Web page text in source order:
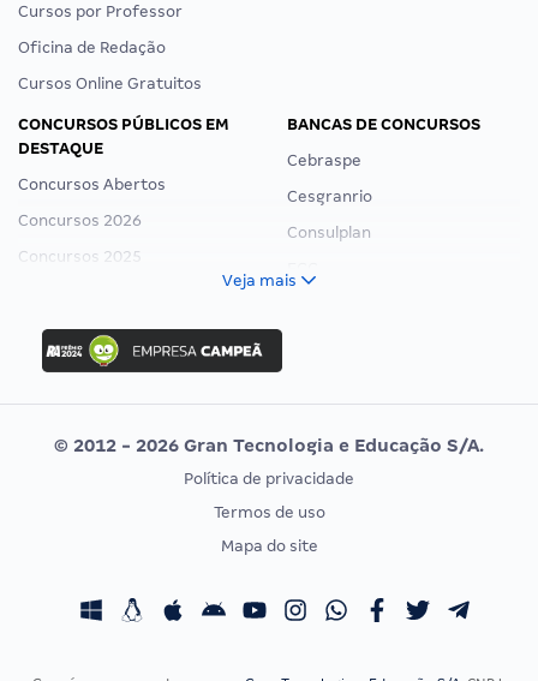
Cursos por Professor
Oficina de Redação
Cursos Online Gratuitos
CONCURSOS PÚBLICOS EM
DESTAQUE
Concursos Abertos
Concursos 2026
Concursos 2025
Concurso Ibama
Concurso MPU
Editais publicados
BANCAS DE CONCURSOS
Cebraspe
Cesgranrio
Consulplan
Vunesp
CONCURSOS POR PROFISSÃO
Concursos Fiscais
EXAME DE ORDEM
Calendário OAB
Veja mais
© 2012 - 2026 Gran Tecnologia e Educação S/A.
Política de privacidade
Termos de uso
Mapa do site